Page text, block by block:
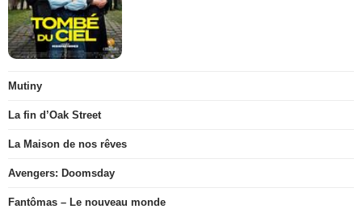
Mutiny
La fin d’Oak Street
La Maison de nos rêves
Avengers: Doomsday
Fantômas – Le nouveau monde